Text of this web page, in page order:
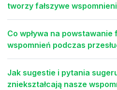
tworzy fałszywe
Co wpływa na powstawanie
wspomnień podczas
Jak sugestie i pytania
zniekształcają nasze